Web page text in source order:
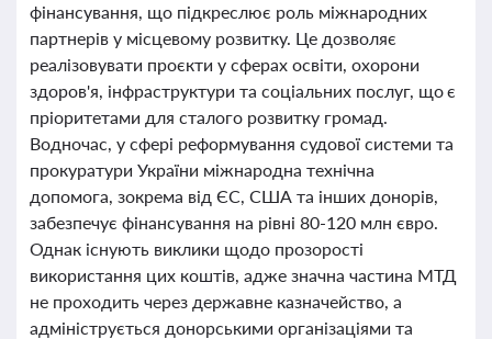
фінансування, що підкреслює роль міжнародних
партнерів у місцевому розвитку. Це дозволяє
реалізовувати проєкти у сферах освіти, охорони
здоров'я, інфраструктури та соціальних послуг, що є
пріоритетами для сталого розвитку громад.
Водночас, у сфері реформування судової системи та
прокуратури України міжнародна технічна
допомога, зокрема від ЄС, США та інших донорів,
забезпечує фінансування на рівні 80-120 млн євро.
Однак існують виклики щодо прозорості
використання цих коштів, адже значна частина МТД
не проходить через державне казначейство, а
адмініструється донорськими організаціями та